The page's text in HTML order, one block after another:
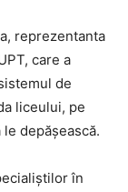
reprezentanta
care a
de
liceului, pe
depășească.
în